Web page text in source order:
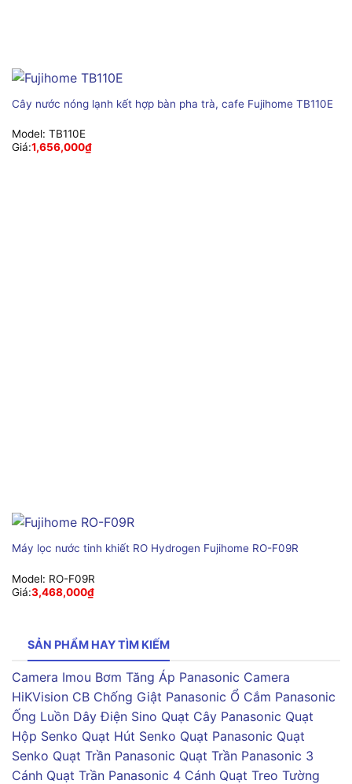
Cây nước nóng lạnh kết hợp bàn pha trà, cafe Fujihome TB110E
Model: TB110E
Giá:1,656,000₫
Máy lọc nước tinh khiết RO Hydrogen Fujihome RO-F09R
Model: RO-F09R
Giá:3,468,000₫
SẢN PHẨM HAY TÌM KIẾM
Camera Imou Bơm Tăng Áp Panasonic Camera
HiKVision CB Chống Giật Panasonic Ổ Cắm Panasonic
Ống Luồn Dây Điện Sino Quạt Cây Panasonic Quạt
Hộp Senko Quạt Hút Senko Quạt Panasonic Quạt
Senko Quạt Trần Panasonic Quạt Trần Panasonic 3
Cánh Quạt Trần Panasonic 4 Cánh Quạt Treo Tường